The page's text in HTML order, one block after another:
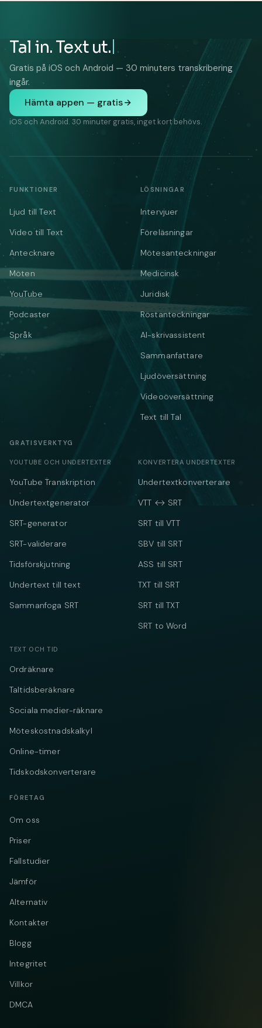
Tal in. Text ut.
Gratis på iOS och Android — 30 minuters transkribering
ingår.
Hämta appen — gratis
iOS och Android. 30 minuter gratis, inget kort behövs.
FUNKTIONER
Ljud till Text
Video till Text
Antecknare
Möten
YouTube
Podcaster
Språk
LÖSNINGAR
Intervjuer
Föreläsningar
Mötesanteckningar
Medicinsk
Juridisk
Röstanteckningar
AI-skrivassistent
Sammanfattare
Ljudöversättning
Videoöversättning
Text till Tal
GRATISVERKTYG
YOUTUBE OCH UNDERTEXTER
YouTube Transkription
Undertextgenerator
SRT-generator
SRT-validerare
Tidsförskjutning
Undertext till text
Sammanfoga SRT
KONVERTERA UNDERTEXTER
Undertextkonverterare
VTT ↔ SRT
SRT till VTT
SBV till SRT
ASS till SRT
TXT till SRT
SRT till TXT
SRT to Word
TEXT OCH TID
Ordräknare
Taltidsberäknare
Sociala medier-räknare
Möteskostnadskalkyl
Online-timer
Tidskodskonverterare
FÖRETAG
Om oss
Priser
Fallstudier
Jämför
Alternativ
Kontakter
Blogg
Integritet
Villkor
DMCA